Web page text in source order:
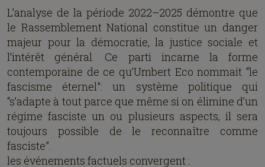
L’analyse de la période 2022–2025 démontre que
le Rassemblement National constitue un danger
majeur pour la démocratie, la justice sociale et
l’intérêt général. Ce parti incarne la forme
contemporaine de ce qu’Umbert Eco nommait “le
fascisme éternel”: un système politique qui
“s’adapte à tout parce que même si on élimine d’un
régime fasciste un ou plusieurs aspects, il sera
toujours possible de le reconnaître comme
fasciste”.
les événements factuels convergent :